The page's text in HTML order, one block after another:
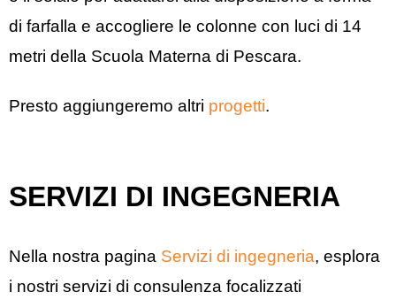
di farfalla e accogliere le colonne con luci di 14
metri della Scuola Materna di Pescara.
Presto aggiungeremo altri progetti.
SERVIZI DI INGEGNERIA
Nella nostra pagina Servizi di ingegneria, esplora
i nostri servizi di consulenza focalizzati